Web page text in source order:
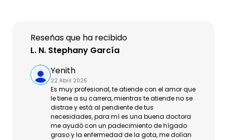
Reseñas que ha recibido
L. N. Stephany García
Yenith
22 Abril 2026
Es muy profesional, te atiende con el amor que
le tiene a su carrera, mientras te atiende no se
distrae y está al pendiente de tus
necesidades, para mí es una buena doctora
me ayudó con un padecimiento de hígado
graso y la enfermedad de la gota, me dolían